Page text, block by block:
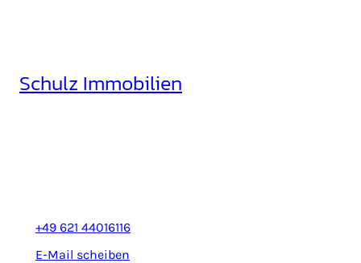
Schulz Immobilien
+49 621 44016116
E-Mail scheiben